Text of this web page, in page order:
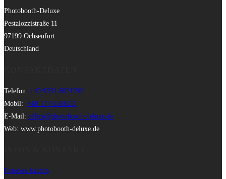
Photobooth-Deluxe
Pestalozzistraße 11
97199 Ochsenfurt
Deutschland
Telefon: +49 9331 8021990
Mobil: +49 177 6506111
E-Mail: office@photobooth-deluxe.de
Web: www.photobooth-deluxe.de
Fotobox kaufen